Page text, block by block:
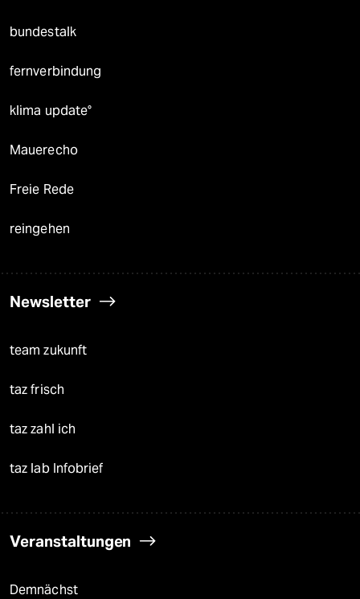
bundestalk
fernverbindung
klima update°
Mauerecho
Freie Rede
reingehen
Newsletter
team zukunft
taz frisch
taz zahl ich
taz lab Infobrief
Veranstaltungen
Demnächst